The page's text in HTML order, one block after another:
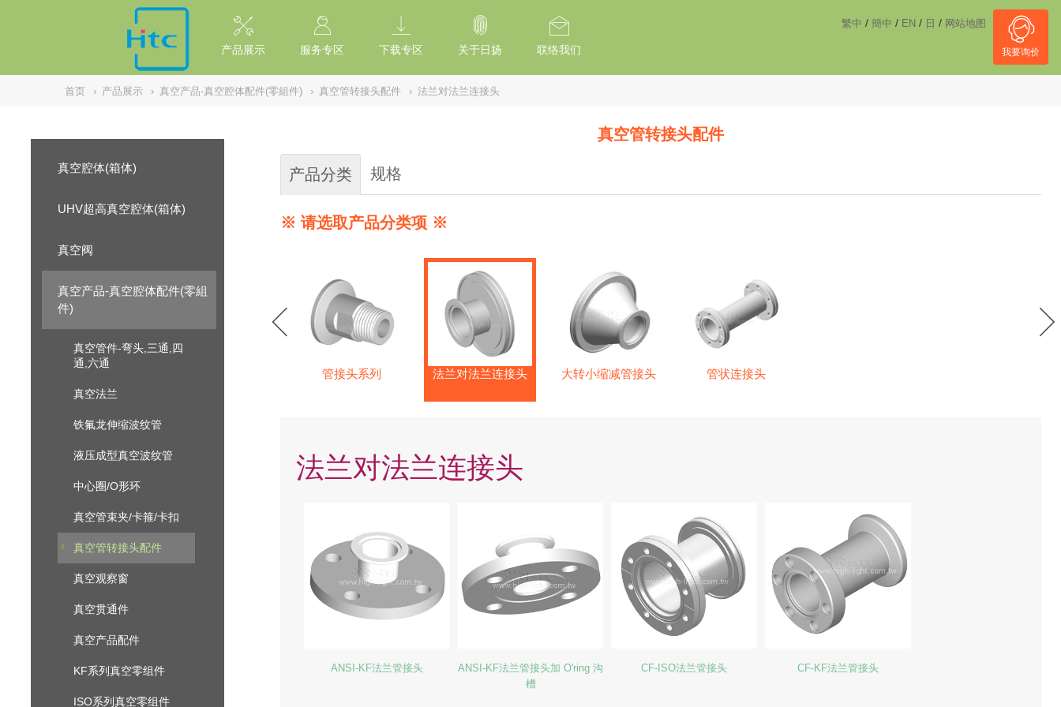
// replaced by scott on 2026/7/20 reason: high risk: Unsafe Implementation Of Subresource Integrity /*
繁中 / 簡中 / EN / 日 / 网站地图
我要询价
产品展示 服务专区 下载专区 关于日扬 联络我们
首页 › 产品展示 › 真空产品-真空腔体配件(零組件) › 真空管转接头配件 › 法兰对法兰连接头
真空腔体(箱体)
UHV超高真空腔体(箱体)
真空阀
真空产品-真空腔体配件(零組
件)
真空管件-弯头,三通,四
通,六通
真空法兰
铁氟龙伸缩波纹管
液压成型真空波纹管
中心圈/O形环
真空管束夹/卡箍/卡扣
真空管转接头配件
真空观察窗
真空贯通件
真空产品配件
KF系列真空零组件
ISO系列真空零组件
真空管转接头配件
产品分类 规格
※ 请选取产品分类项 ※
管接头系列 法兰对法兰连接头 大转小缩减管接头 管状连接头
法兰对法兰连接头
ANSI-KF法兰管接头
ANSI-KF法兰管接头加 O'ring 沟
槽
CF-ISO法兰管接头 CF-KF法兰管接头